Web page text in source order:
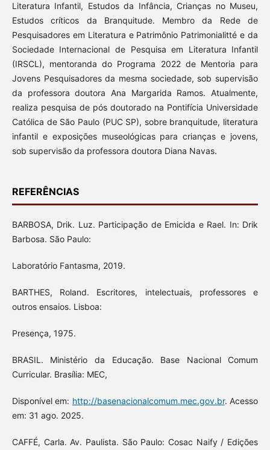
Literatura Infantil, Estudos da Infância, Crianças no Museu,
Estudos críticos da Branquitude. Membro da Rede de
Pesquisadores em Literatura e Patrimônio Patrimonialitté e da
Sociedade Internacional de Pesquisa em Literatura Infantil
(IRSCL), mentoranda do Programa 2022 de Mentoria para
Jovens Pesquisadores da mesma sociedade, sob supervisão
da professora doutora Ana Margarida Ramos. Atualmente,
realiza pesquisa de pós doutorado na Pontifícia Universidade
Católica de São Paulo (PUC SP), sobre branquitude, literatura
infantil e exposições museológicas para crianças e jovens,
sob supervisão da professora doutora Diana Navas.
REFERÊNCIAS
BARBOSA, Drik. Luz. Participação de Emicida e Rael. In: Drik
Barbosa. São Paulo:
Laboratório Fantasma, 2019.
BARTHES, Roland. Escritores, intelectuais, professores e
outros ensaios. Lisboa:
Presença, 1975.
BRASIL. Ministério da Educação. Base Nacional Comum
Curricular. Brasília: MEC,
Disponível em: http://basenacionalcomum.mec.gov.br. Acesso
em: 31 ago. 2025.
CAFFÉ, Carla. Av. Paulista. São Paulo: Cosac Naify / Edições